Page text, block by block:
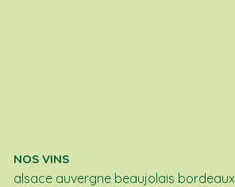
NOS VINS
alsace auvergne beaujolais bordeaux